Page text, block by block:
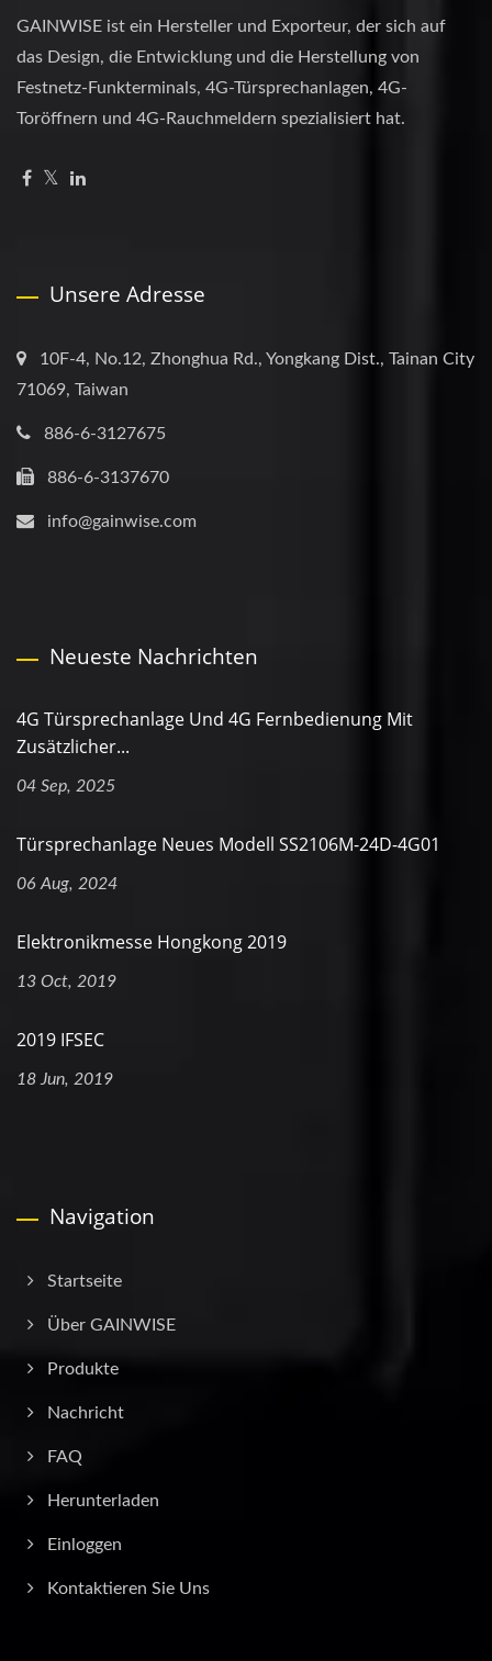
GAINWISE ist ein Hersteller und Exporteur, der sich auf
das Design, die Entwicklung und die Herstellung von
Festnetz-Funkterminals, 4G-Türsprechanlagen, 4G-
Toröffnern und 4G-Rauchmeldern spezialisiert hat.
Unsere Adresse
10F-4, No.12, Zhonghua Rd., Yongkang Dist., Tainan City
71069, Taiwan
886-6-3127675
886-6-3137670
info@gainwise.com
Neueste Nachrichten
4G Türsprechanlage Und 4G Fernbedienung Mit
Zusätzlicher...
04 Sep, 2025
Türsprechanlage Neues Modell SS2106M-24D-4G01
06 Aug, 2024
Elektronikmesse Hongkong 2019
13 Oct, 2019
2019 IFSEC
18 Jun, 2019
Navigation
Startseite
Über GAINWISE
Produkte
Nachricht
FAQ
Herunterladen
Einloggen
Kontaktieren Sie Uns